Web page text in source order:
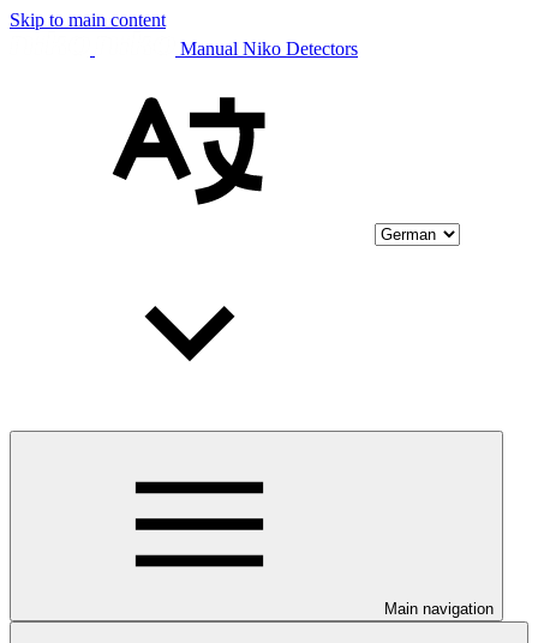
Skip to main content
Manual Niko Detectors
Main navigation